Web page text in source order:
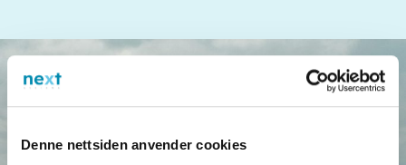
Denne nettsiden anvender cookies